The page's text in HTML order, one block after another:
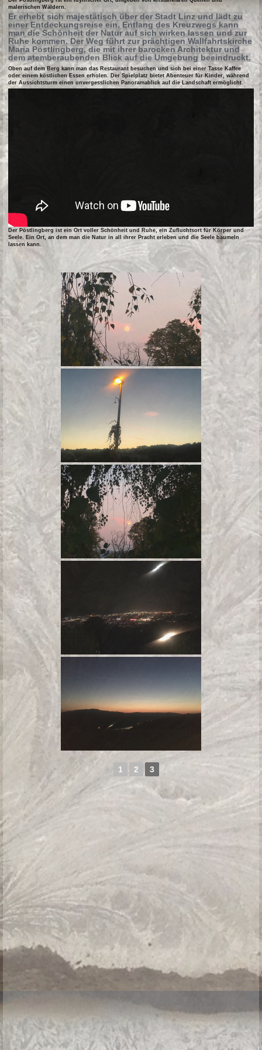
malerischen Wäldern.
Er erhebt sich majestätisch über der Stadt Linz und lädt zu
einer Entdeckungsreise ein. Entlang des Kreuzwegs kann
man die Schönheit der Natur auf sich wirken lassen und zur
Ruhe kommen. Der Weg führt zur prächtigen Wallfahrtskirche
Maria Pöstlingberg, die mit ihrer barocken Architektur und
dem atemberaubenden Blick auf die Umgebung beeindruckt.
Oben auf dem Berg kann man das Restaurant besuchen und sich bei einer Tasse Kaffee
oder einem köstlichen Essen erholen. Der Spielplatz bietet Abenteuer für Kinder, während
der Aussichtsturm einen unvergesslichen Panoramablick auf die Landschaft ermöglicht.
Der Pöstlingberg ist ein Ort voller Schönheit und Ruhe, ein Zufluchtsort für Körper und
Seele. Ein Ort, an dem man die Natur in all ihrer Pracht erleben und die Seele baumeln
lassen kann.
1 2 3